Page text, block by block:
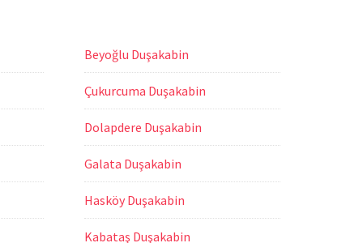
Beyoğlu Duşakabin
Çukurcuma Duşakabin
Dolapdere Duşakabin
Galata Duşakabin
Hasköy Duşakabin
Kabataş Duşakabin